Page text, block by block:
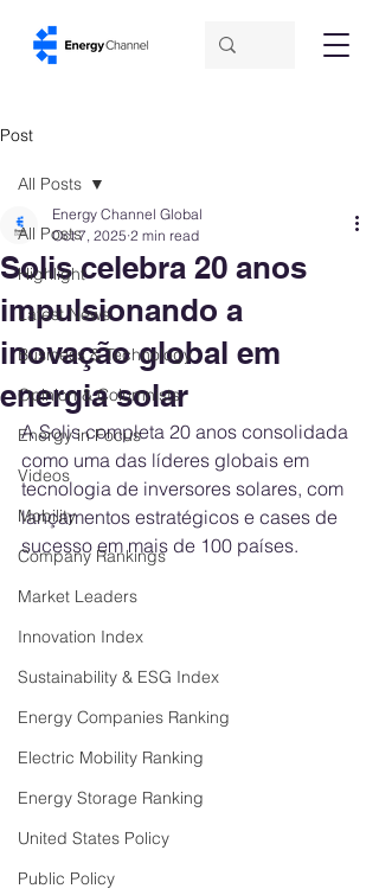
Post
All Posts
Highlight
Latest News
Business & Technology
Opinion & Columnists
Energy in Focus
Videos
Mobility
Company Rankings
Market Leaders
Innovation Index
Sustainability & ESG Index
Energy Companies Ranking
Electric Mobility Ranking
Energy Storage Ranking
United States Policy
Public Policy
All Posts
Solis celebra 20 anos
impulsionando a
inovação global em
energia solar
Energy Channel Global
Oct 7, 2025 2 min read
A Solis completa 20 anos consolidada
como uma das líderes globais em
tecnologia de inversores solares, com
lançamentos estratégicos e cases de
sucesso em mais de 100 países.